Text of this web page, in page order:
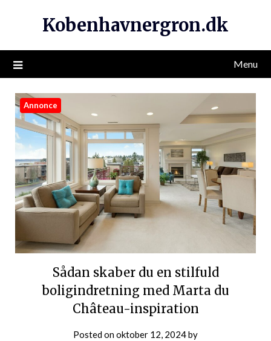
Kobenhavnergron.dk
Menu
Annonce
Sådan skaber du en stilfuld
boligindretning med Marta du
Château-inspiration
Posted onoktober 12, 2024by